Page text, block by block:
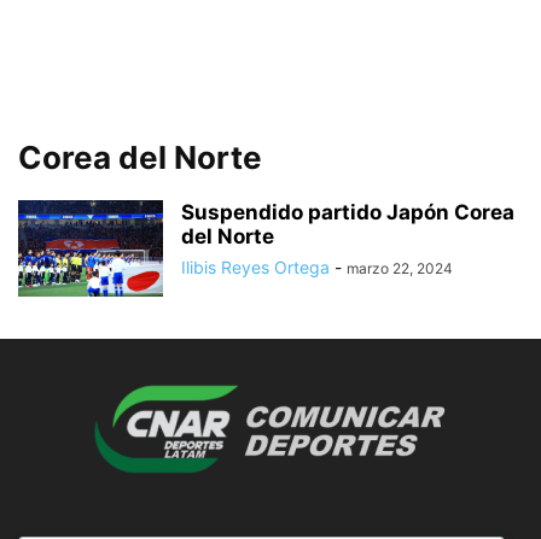
Corea del Norte
Suspendido partido Japón Corea
del Norte
Ilibis Reyes Ortega - marzo 22, 2024